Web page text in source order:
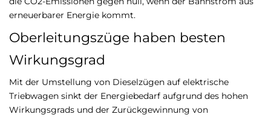
erneuerbarer Energie kommt.
Oberleitungszüge haben besten
Wirkungsgrad
Mit der Umstellung von Dieselzügen auf elektrische
Triebwagen sinkt der Energiebedarf aufgrund des hohen
Wirkungsgrads und der Zurückgewinnung von